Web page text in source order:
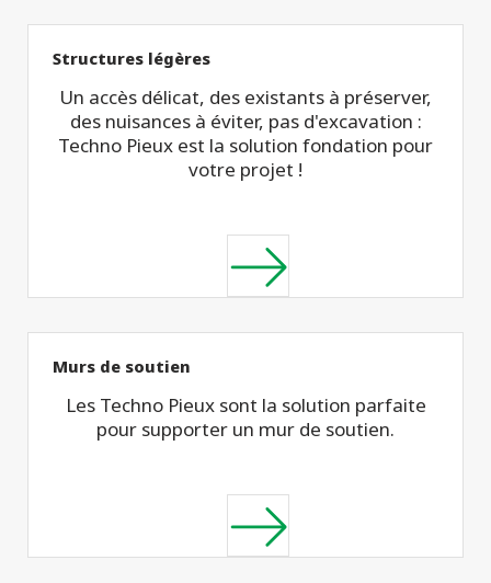
Structures légères
Un accès délicat, des existants à préserver,
des nuisances à éviter, pas d'excavation :
Techno Pieux est la solution fondation pour
votre projet !
Murs de soutien
Les Techno Pieux sont la solution parfaite
pour supporter un mur de soutien.